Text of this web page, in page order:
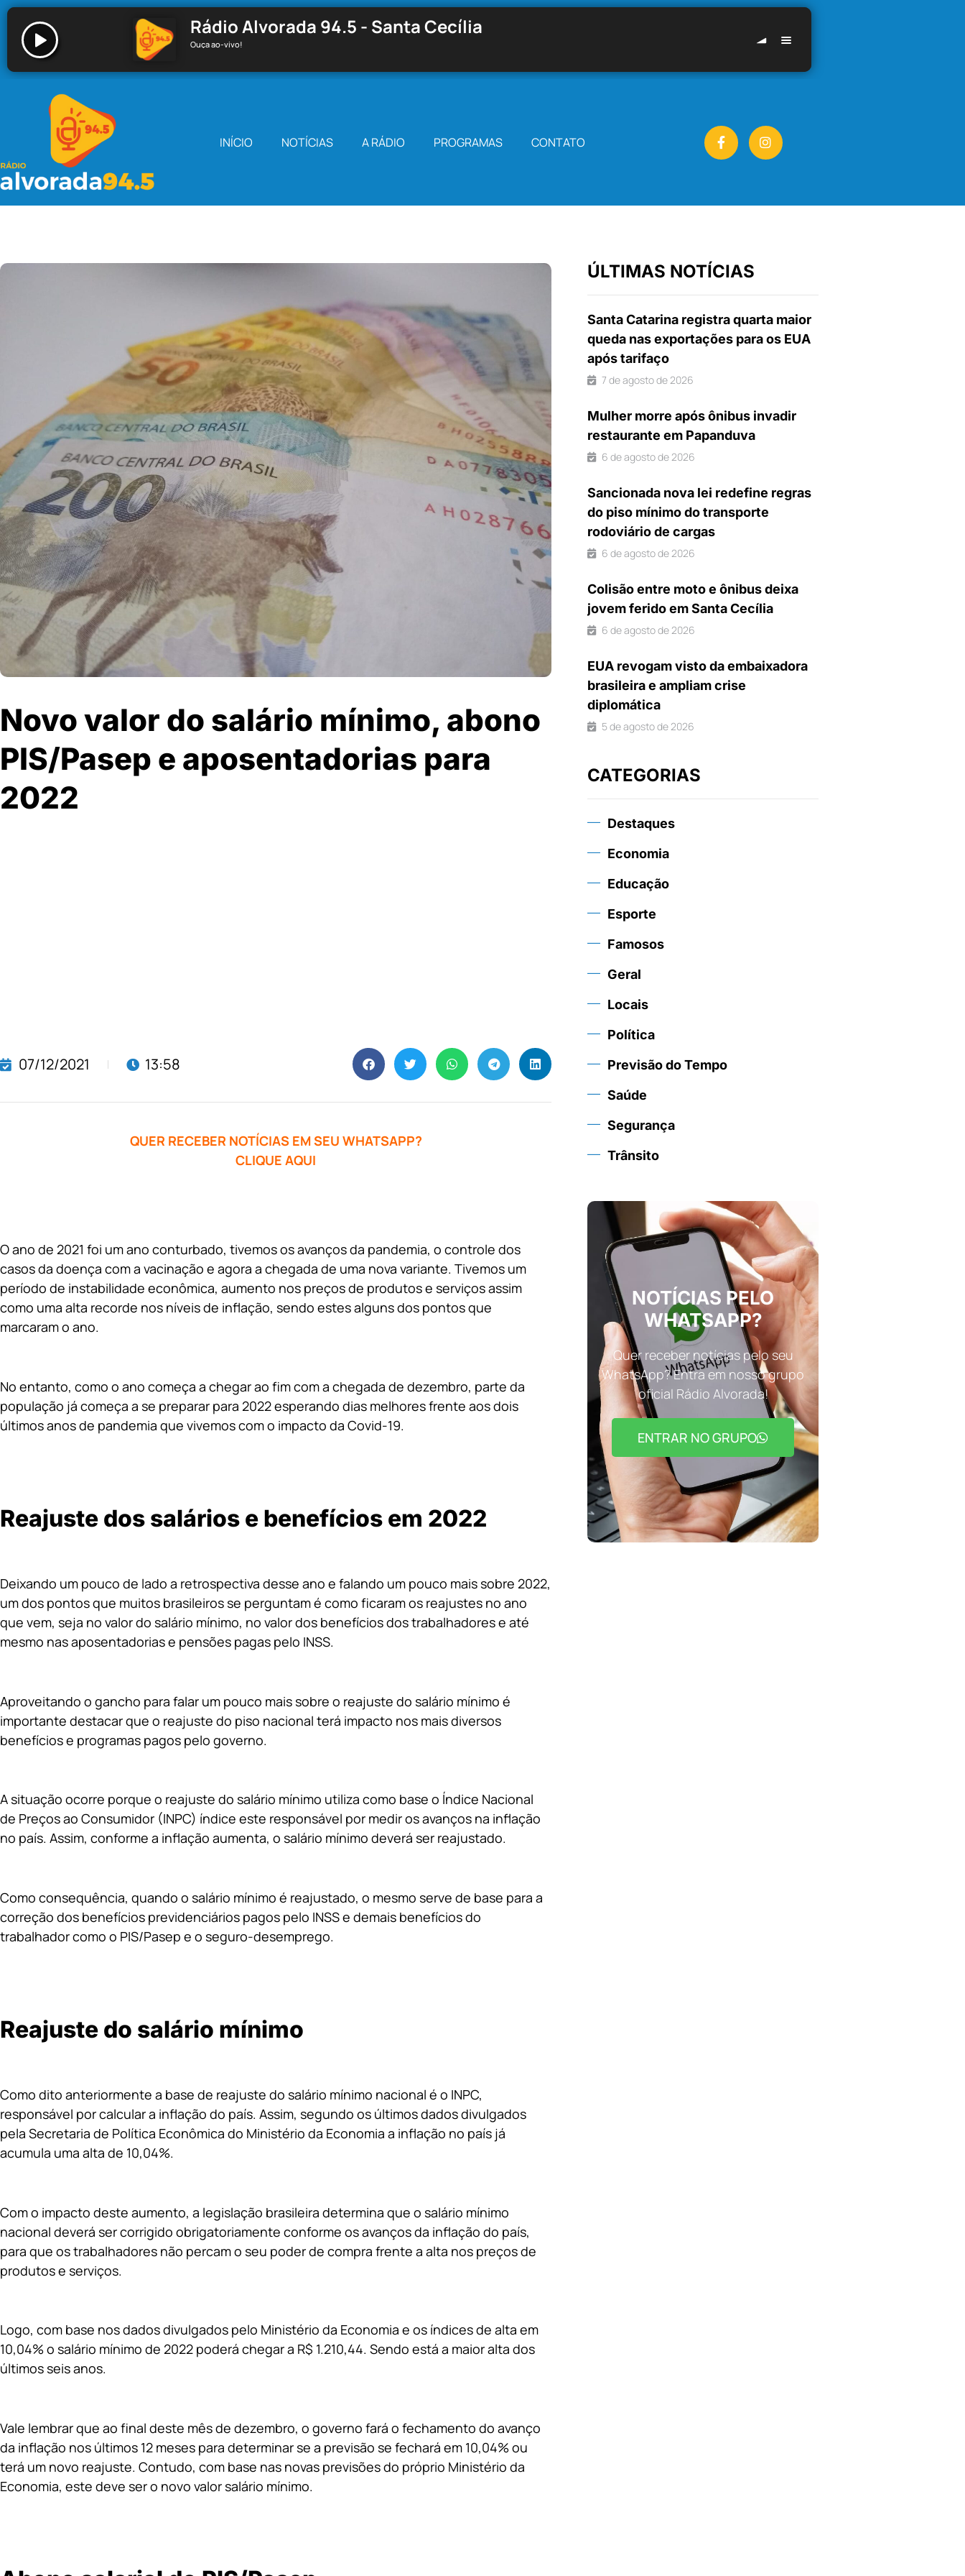
Rádio Alvorada 94.5 - Santa Cecília
Ouça ao-vivo!
Rádio Alvorada 94.5 - Santa Cecília
INÍCIO NOTÍCIAS A RÁDIO PROGRAMAS CONTATO
Novo valor do salário mínimo, abono
PIS/Pasep e aposentadorias para
2022
07/12/2021 13:58
QUER RECEBER NOTÍCIAS EM SEU WHATSAPP?
CLIQUE AQUI
O ano de 2021 foi um ano conturbado, tivemos os avanços da pandemia, o controle dos
casos da doença com a vacinação e agora a chegada de uma nova variante. Tivemos um
período de instabilidade econômica, aumento nos preços de produtos e serviços assim
como uma alta recorde nos níveis de inflação, sendo estes alguns dos pontos que
marcaram o ano.
No entanto, como o ano começa a chegar ao fim com a chegada de dezembro, parte da
população já começa a se preparar para 2022 esperando dias melhores frente aos dois
últimos anos de pandemia que vivemos com o impacto da Covid-19.
Reajuste dos salários e benefícios em 2022
Deixando um pouco de lado a retrospectiva desse ano e falando um pouco mais sobre 2022,
um dos pontos que muitos brasileiros se perguntam é como ficaram os reajustes no ano
que vem, seja no valor do salário mínimo, no valor dos benefícios dos trabalhadores e até
mesmo nas aposentadorias e pensões pagas pelo INSS.
Aproveitando o gancho para falar um pouco mais sobre o reajuste do salário mínimo é
importante destacar que o reajuste do piso nacional terá impacto nos mais diversos
benefícios e programas pagos pelo governo.
A situação ocorre porque o reajuste do salário mínimo utiliza como base o Índice Nacional
de Preços ao Consumidor (INPC) índice este responsável por medir os avanços na inflação
no país. Assim, conforme a inflação aumenta, o salário mínimo deverá ser reajustado.
Como consequência, quando o salário mínimo é reajustado, o mesmo serve de base para a
correção dos benefícios previdenciários pagos pelo INSS e demais benefícios do
trabalhador como o PIS/Pasep e o seguro-desemprego.
Reajuste do salário mínimo
Como dito anteriormente a base de reajuste do salário mínimo nacional é o INPC,
responsável por calcular a inflação do país. Assim, segundo os últimos dados divulgados
pela Secretaria de Política Econômica do Ministério da Economia a inflação no país já
acumula uma alta de 10,04%.
Com o impacto deste aumento, a legislação brasileira determina que o salário mínimo
nacional deverá ser corrigido obrigatoriamente conforme os avanços da inflação do país,
para que os trabalhadores não percam o seu poder de compra frente a alta nos preços de
produtos e serviços.
Logo, com base nos dados divulgados pelo Ministério da Economia e os índices de alta em
10,04% o salário mínimo de 2022 poderá chegar a R$ 1.210,44. Sendo está a maior alta dos
últimos seis anos.
Vale lembrar que ao final deste mês de dezembro, o governo fará o fechamento do avanço
da inflação nos últimos 12 meses para determinar se a previsão se fechará em 10,04% ou
terá um novo reajuste. Contudo, com base nas novas previsões do próprio Ministério da
Economia, este deve ser o novo valor salário mínimo.
ÚLTIMAS NOTÍCIAS
Santa Catarina registra quarta maior
queda nas exportações para os EUA
após tarifaço
7 de agosto de 2026
Mulher morre após ônibus invadir
restaurante em Papanduva
6 de agosto de 2026
Sancionada nova lei redefine regras
do piso mínimo do transporte
rodoviário de cargas
6 de agosto de 2026
Colisão entre moto e ônibus deixa
jovem ferido em Santa Cecília
6 de agosto de 2026
EUA revogam visto da embaixadora
brasileira e ampliam crise
diplomática
5 de agosto de 2026
CATEGORIAS
Destaques
Economia
Educação
Esporte
Famosos
Geral
Locais
Política
Previsão do Tempo
Saúde
Segurança
Trânsito
NOTÍCIAS PELO
WHATSAPP?
Quer receber notícias pelo seu
WhatsApp? Entra em nosso grupo
oficial Rádio Alvorada!
ENTRAR NO GRUPO